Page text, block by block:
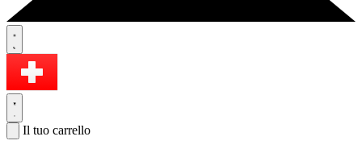
Il tuo carrello